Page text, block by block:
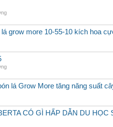
lá grow more 10-55-10 kích hoa
lá Grow More tăng năng suất
CÓ GÌ HẤP DẪN DU HỌC